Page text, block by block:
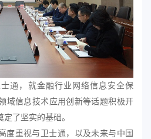
通，就金融行业网络信息安全保
域信息技术应用创新等话题积极开
了坚实的基础。
度重视与卫士通，以及未来与中国